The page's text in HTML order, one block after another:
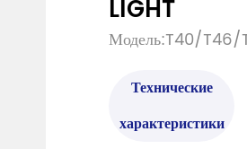
LIGHT
Модель:T40/T46/
Технические
характеристики